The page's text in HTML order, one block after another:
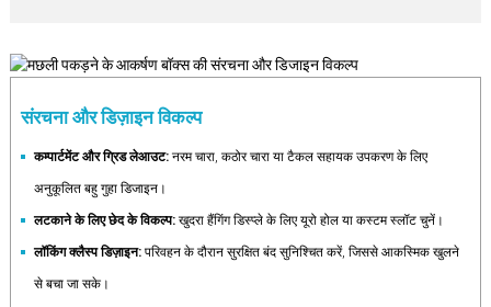
संरचना और डिज़ाइन विकल्प
कम्पार्टमेंट और ग्रिड लेआउट:नरम चारा, कठोर चारा या टैकल सहायक उपकरण के लिए
अनुकूलित बहु गुहा डिजाइन।
लटकाने के लिए छेद के विकल्प:खुदरा हैंगिंग डिस्प्ले के लिए यूरो होल या कस्टम स्लॉट चुनें।
लॉकिंग क्लैस्प डिज़ाइन:परिवहन के दौरान सुरक्षित बंद सुनिश्चित करें, जिससे आकस्मिक खुलने
से बचा जा सके।